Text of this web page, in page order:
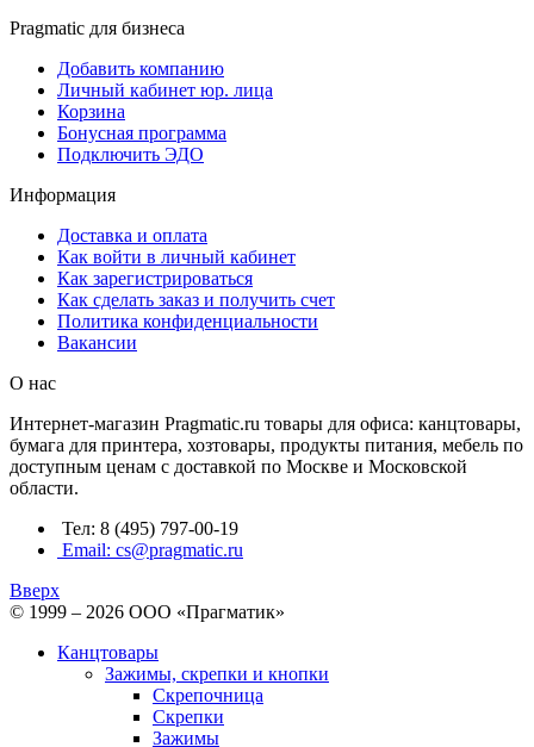
Pragmatic для бизнеса
Добавить компанию
Личный кабинет юр. лица
Корзина
Бонусная программа
Подключить ЭДО
Информация
Доставка и оплата
Как войти в личный кабинет
Как зарегистрироваться
Как сделать заказ и получить счет
Политика конфиденциальности
Вакансии
О нас
Интернет-магазин Pragmatic.ru товары для офиса: канцтовары,
бумага для принтера, хозтовары, продукты питания, мебель по
доступным ценам с доставкой по Москве и Московской
области.
Тел: 8 (495) 797-00-19
Email: cs@pragmatic.ru
Вверх
© 1999 – 2026 ООО «Прагматик»
Канцтовары
Зажимы, скрепки и кнопки
Скрепочница
Скрепки
Зажимы